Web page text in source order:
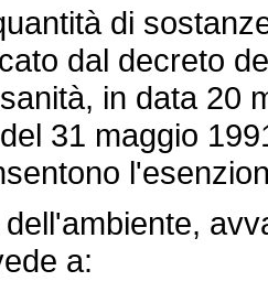
di
dal decreto
in data 20
31 maggio
a: